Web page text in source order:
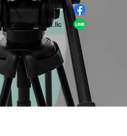
company＠habit.llc